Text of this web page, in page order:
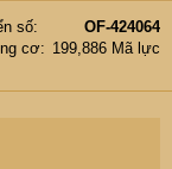
số
OF-424064
cơ
199,886 Mã lực